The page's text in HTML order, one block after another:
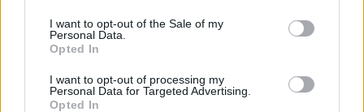
I want to opt-out of the Sale of my
Personal Data.
Opted In
I want to opt-out of processing my
Personal Data for Targeted Advertising.
Opted In
Végre, gyártásra kész a 230 km hatótávú
városi Microlino
2021-09-08
Az IAA után nyílik az online konfigurátor is a Microlino 2.0
rendeléséhez.